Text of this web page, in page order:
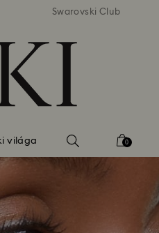
kiszállítás 39 960 Ft
felett
Swarovski Club
világa 0